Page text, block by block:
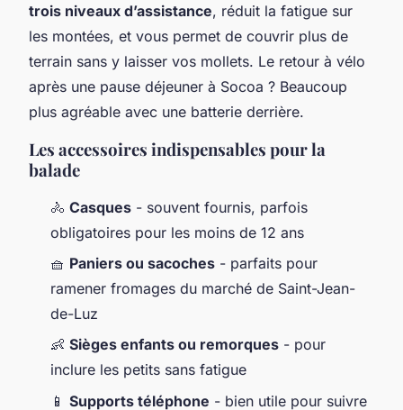
trois niveaux d’assistance, réduit la fatigue sur
les montées, et vous permet de couvrir plus de
terrain sans y laisser vos mollets. Le retour à vélo
après une pause déjeuner à Socoa ? Beaucoup
plus agréable avec une batterie derrière.
Les accessoires indispensables pour la
balade
🚴 Casques - souvent fournis, parfois
obligatoires pour les moins de 12 ans
🧺 Paniers ou sacoches - parfaits pour
ramener fromages du marché de Saint-Jean-
de-Luz
👶 Sièges enfants ou remorques - pour
inclure les petits sans fatigue
📱 Supports téléphone - bien utile pour suivre